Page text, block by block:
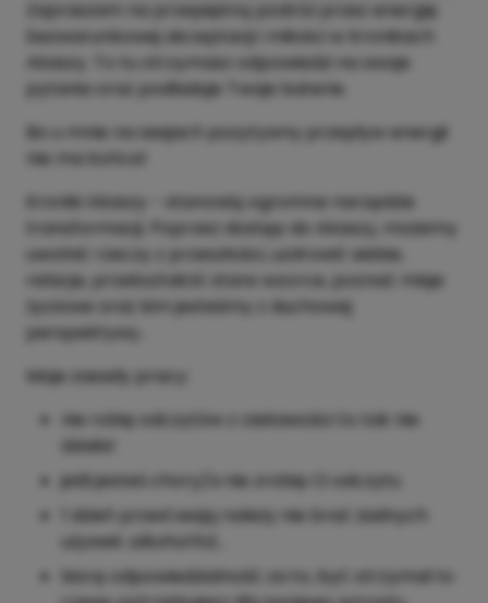
Zapraszam na przepiękną podróż przez energię
bezwarunkowej akceptacji i miłości w Kronikach
Akaszy. To tu otrzymasz odpowiedzi na swoje
pytania oraz podładuje Twoje baterie.
Bo u mnie na sesjach pozytywny przepływ energii
nie ma końca!
Kroniki Akaszy - stanowią ogromne narzędzie
transformacji. Poprzez dostęp do Akaszy, możemy
uwolnić rzeczy z przeszłości, uzdrowić siebie,
relacje, przekształcić stare wzorce, poznać misje
życiowe oraz kim jesteśmy z duchowej
perspektywy..
Moje zasady pracy:
nie robię odczytów z ciekawości to tak nie
działa!
jeśli jesteś chory/a nie zrobię Ci odczytu
1 dzień przed sesją należy nie brać żadnych
używek
alkohol
biorę odpowiedzialność za to, być otrzymał to